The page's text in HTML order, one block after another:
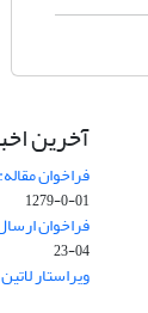
آخرین
فراخوان
01-0-1279
فراخوان
04-23
ویراستار